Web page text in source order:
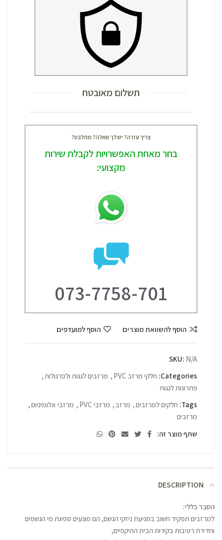
תשלום מאובטח
צריך עזרה? יש לך שאלה? מתלבט?
בחר מאחת האפשרויות לקבלת שירות
מקצועי:
073-7758-701
הוסף להשוואת מוצרים הוסף למועדפים
SKU: N/A
Categories: חלקי מרזב PVC , מרזבים לגגות ולפרגולות,
פתרונות לגגות
Tags: חלקים למרזבים, מרזב, מרזבי PVC , מרזבי אלומיניום,
מרזבים
שתף מוצר זה:
DESCRIPTION
הסבר כללי:
למרזבים תפקיד חשוב במניעת ניזקי הגשם, הם מונעים ספיגת מי הגשמים
וחדירת רטיבות בקירות הבית ההיקפיים,